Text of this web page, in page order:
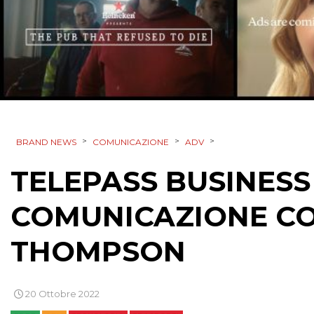
BRAND NEWS > COMUNICAZIONE > ADV >
TELEPASS
COMUNICAZIONE
THOMPSON
20 Ottobre 2022